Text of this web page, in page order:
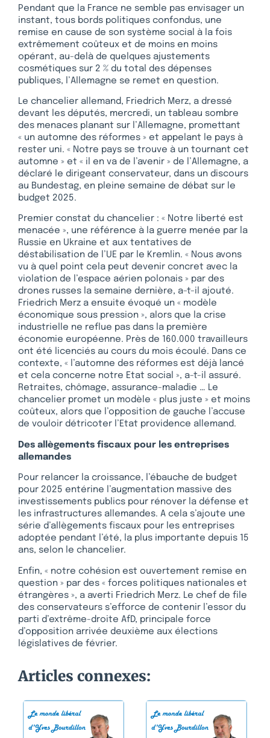
Pendant que la France ne semble pas envisager un
instant, tous bords politiques confondus, une
remise en cause de son système social à la fois
extrêmement coûteux et de moins en moins
opérant, au-delà de quelques ajustements
cosmétiques sur 2 % du total des dépenses
publiques, l’Allemagne se remet en question.
Le chancelier allemand, Friedrich Merz, a dressé
devant les députés, mercredi, un tableau sombre
des menaces planant sur l’Allemagne, promettant
« un automne des réformes » et appelant le pays à
rester uni. « Notre pays se trouve à un tournant cet
automne » et « il en va de l’avenir » de l’Allemagne, a
déclaré le dirigeant conservateur, dans un discours
au Bundestag, en pleine semaine de débat sur le
budget 2025.
Premier constat du chancelier : « Notre liberté est
menacée », une référence à la guerre menée par la
Russie en Ukraine et aux tentatives de
déstabilisation de l’UE par le Kremlin. « Nous avons
vu à quel point cela peut devenir concret avec la
violation de l’espace aérien polonais » par des
drones russes la semaine dernière, a-t-il ajouté.
Friedrich Merz a ensuite évoqué un « modèle
économique sous pression », alors que la crise
industrielle ne reflue pas dans la première
économie européenne. Près de 160.000 travailleurs
ont été licenciés au cours du mois écoulé. Dans ce
contexte, « l’automne des réformes est déjà lancé
et cela concerne notre Etat social », a-t-il assuré.
Retraites, chômage, assurance-maladie … Le
chancelier promet un modèle « plus juste » et moins
coûteux, alors que l’opposition de gauche l’accuse
de vouloir détricoter l’Etat providence allemand.
Des allègements fiscaux pour les entreprises
allemandes
Pour relancer la croissance, l’ébauche de budget
pour 2025 entérine l’augmentation massive des
investissements publics pour rénover la défense et
les infrastructures allemandes. A cela s’ajoute une
série d’allègements fiscaux pour les entreprises
adoptée pendant l’été, la plus importante depuis 15
ans, selon le chancelier.
Enfin, « notre cohésion est ouvertement remise en
question » par des « forces politiques nationales et
étrangères », a averti Friedrich Merz. Le chef de file
des conservateurs s’efforce de contenir l’essor du
parti d’extrême-droite AfD, principale force
d’opposition arrivée deuxième aux élections
législatives de février.
Articles connexes: